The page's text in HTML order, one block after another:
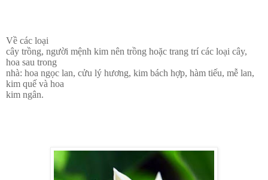
Về các loại
cây trồng, người mệnh kim nên trồng hoặc trang trí các loại cây,
hoa sau trong
nhà: hoa ngọc lan, cửu lý hương, kim bách hợp, hàm tiếu, mễ lan,
kim quế và hoa
kim ngân.